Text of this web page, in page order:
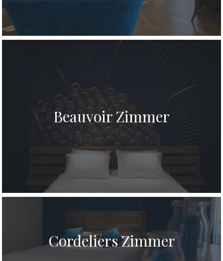
Beauvoir Zimmer
Cordeliers Zimmer